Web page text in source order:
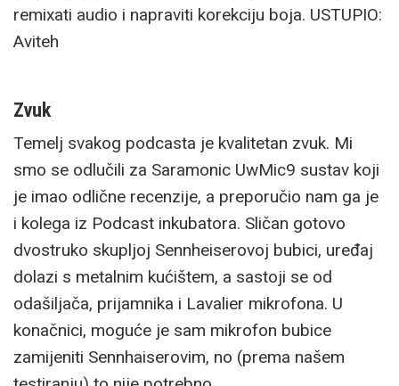
remixati audio i napraviti korekciju boja. USTUPIO:
Aviteh
Zvuk
Temelj svakog podcasta je kvalitetan zvuk. Mi
smo se odlučili za Saramonic UwMic9 sustav koji
je imao odlične recenzije, a preporučio nam ga je
i kolega iz Podcast inkubatora. Sličan gotovo
dvostruko skupljoj Sennheiserovoj bubici, uređaj
dolazi s metalnim kućištem, a sastoji se od
odašiljača, prijamnika i Lavalier mikrofona. U
konačnici, moguće je sam mikrofon bubice
zamijeniti Sennhaiserovim, no (prema našem